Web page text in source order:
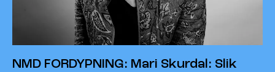
NMD FORDYPNING: Mari Skurdal: Slik